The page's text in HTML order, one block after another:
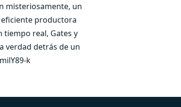
misteriosamente, un
eficiente productora
tiempo real, Gates y
verdad detrás de un
k